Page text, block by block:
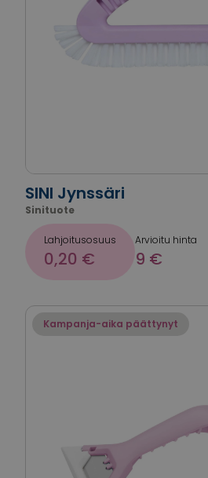
SINI Jynssäri
Sinituote
Lahjoitusosuus
0,20 €
Arvioitu hinta
9 €
Kampanja-aika päättynyt